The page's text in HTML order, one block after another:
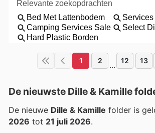
1 2 ... 12 13
De nieuwste Dille & Kamille
De nieuwe Dille & Kamille folder is
2026 tot 21 juli 2026.